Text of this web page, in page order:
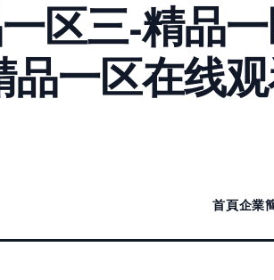
区三-精品
一区在线
首頁企業